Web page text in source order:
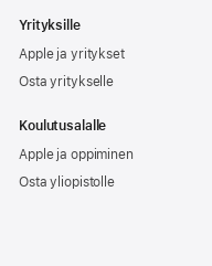
Yrityksille
Apple ja yritykset
Osta yritykselle
Koulutusalalle
Apple ja oppiminen
Osta yliopistolle